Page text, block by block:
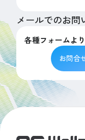
メールでのお問
各種フォームよ
お問合